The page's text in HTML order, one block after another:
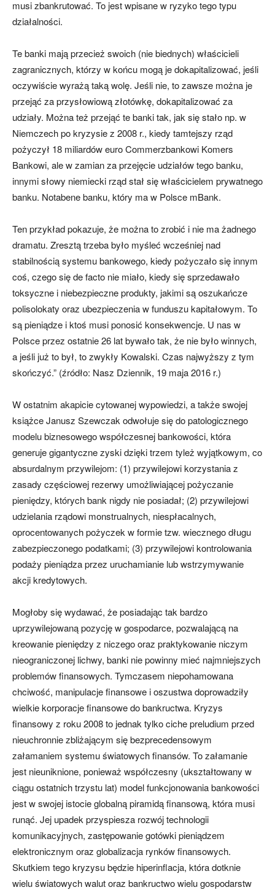
musi zbankrutować. To jest wpisane w ryzyko tego typu
działalności.
Te banki mają przecież swoich (nie biednych) właścicieli
zagranicznych, którzy w końcu mogą je dokapitalizować, jeśli
oczywiście wyrażą taką wolę. Jeśli nie, to zawsze można je
przejąć za przysłowiową złotówkę, dokapitalizować za
udziały. Można też przejąć te banki tak, jak się stało np. w
Niemczech po kryzysie z 2008 r., kiedy tamtejszy rząd
pożyczył 18 miliardów euro Commerzbankowi Komers
Bankowi, ale w zamian za przejęcie udziałów tego banku,
innymi słowy niemiecki rząd stał się właścicielem prywatnego
banku. Notabene banku, który ma w Polsce mBank.
Ten przykład pokazuje, że można to zrobić i nie ma żadnego
dramatu. Zresztą trzeba było myśleć wcześniej nad
stabilnością systemu bankowego, kiedy pożyczało się innym
coś, czego się de facto nie miało, kiedy się sprzedawało
toksyczne i niebezpieczne produkty, jakimi są oszukańcze
polisolokaty oraz ubezpieczenia w funduszu kapitałowym. To
są pieniądze i ktoś musi ponosić konsekwencje. U nas w
Polsce przez ostatnie 26 lat bywało tak, że nie było winnych,
a jeśli już to był, to zwykły Kowalski. Czas najwyższy z tym
skończyć.” (źródło: Nasz Dziennik, 19 maja 2016 r.)
W ostatnim akapicie cytowanej wypowiedzi, a także swojej
książce Janusz Szewczak odwołuje się do patologicznego
modelu biznesowego współczesnej bankowości, która
generuje gigantyczne zyski dzięki trzem tyleż wyjątkowym, co
absurdalnym przywilejom: (1) przywilejowi korzystania z
zasady częściowej rezerwy umożliwiającej pożyczanie
pieniędzy, których bank nigdy nie posiadał; (2) przywilejowi
udzielania rządowi monstrualnych, niespłacalnych,
oprocentowanych pożyczek w formie tzw. wiecznego długu
zabezpieczonego podatkami; (3) przywilejowi kontrolowania
podaży pieniądza przez uruchamianie lub wstrzymywanie
akcji kredytowych.
Mogłoby się wydawać, że posiadając tak bardzo
uprzywilejowaną pozycję w gospodarce, pozwalającą na
kreowanie pieniędzy z niczego oraz praktykowanie niczym
nieograniczonej lichwy, banki nie powinny mieć najmniejszych
problemów finansowych. Tymczasem niepohamowana
chciwość, manipulacje finansowe i oszustwa doprowadziły
wielkie korporacje finansowe do bankructwa. Kryzys
finansowy z roku 2008 to jednak tylko ciche preludium przed
nieuchronnie zbliżającym się bezprecedensowym
załamaniem systemu światowych finansów. To załamanie
jest nieuniknione, ponieważ współczesny (ukształtowany w
ciągu ostatnich trzystu lat) model funkcjonowania bankowości
jest w swojej istocie globalną piramidą finansową, która musi
runąć. Jej upadek przyspiesza rozwój technologii
komunikacyjnych, zastępowanie gotówki pieniądzem
elektronicznym oraz globalizacja rynków finansowych.
Skutkiem tego kryzysu będzie hiperinflacja, która dotknie
wielu światowych walut oraz bankructwo wielu gospodarstw